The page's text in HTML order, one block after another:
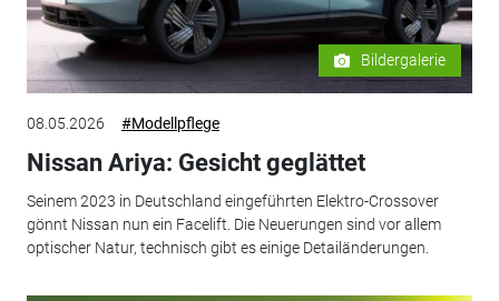
Bildergalerie
08.05.2026 #Modellpflege
Nissan Ariya: Gesicht geglättet
Seinem 2023 in Deutschland eingeführten Elektro-Crossover
gönnt Nissan nun ein Facelift. Die Neuerungen sind vor allem
optischer Natur, technisch gibt es einige Detailänderungen.